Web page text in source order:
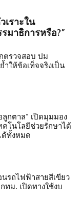
เราะใน
มาธิการหรือ?”
ตรวจสอบ ปม
ให้ข้อเท็จจริงเป็น
กตาล” เปิดมุมมอง
โนโลยีช่วยรักษาได้
ทั้งหมด
รถไฟฟ้าสายสีเขียว
ทม. เปิดทางใช้งบ